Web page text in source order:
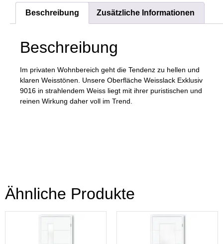
Beschreibung Zusätzliche Informationen
Beschreibung
Im privaten Wohnbereich geht die Tendenz zu hellen und
klaren Weisstönen. Unsere Oberfläche Weisslack Exklusiv
9016 in strahlendem Weiss liegt mit ihrer puristischen und
reinen Wirkung daher voll im Trend.
Ähnliche Produkte